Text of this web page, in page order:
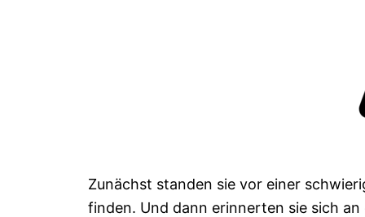
Zunächst standen sie vor einer
finden. Und dann erinnerten sie sich